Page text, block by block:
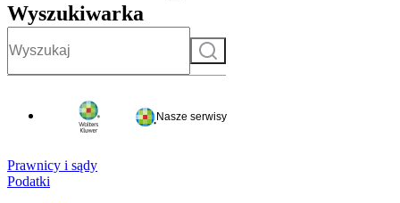
Wyszukiwarka
Szukaj
Nasze serwisy
Prawnicy i sądy
Podatki